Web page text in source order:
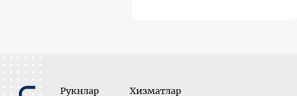
Рукнлар Хизматлар